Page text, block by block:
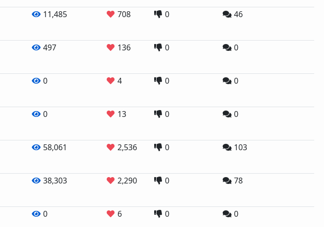
11,485 708 0 46
497 136 0 0
0 4 0 0
0 13 0 0
58,061 2,536 0 103
38,303 2,290 0 78
0 6 0 0